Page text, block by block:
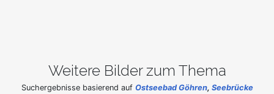
Weitere Bilder zum Thema
Suchergebnisse basierend auf Ostseebad Göhren, Seebrücke